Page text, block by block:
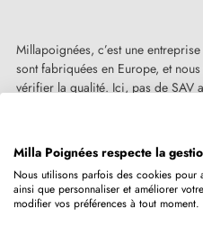
Millapoignées, c’est une
sont fabriquées en Europe, et
vérifier la qualité. Ici, pas de SAV
Copyright © 2026MILLA
Milla Poignées respecte la
Nous utilisons parfois des cookies pour
ainsi que personnaliser et améliorer
modifier vos préférences à tout moment.